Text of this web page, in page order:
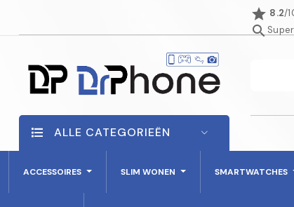
star 8.2/
search
ALLE CATEGORIEËN
ACCESSOIRES SLIM WONEN SMARTWATCHES